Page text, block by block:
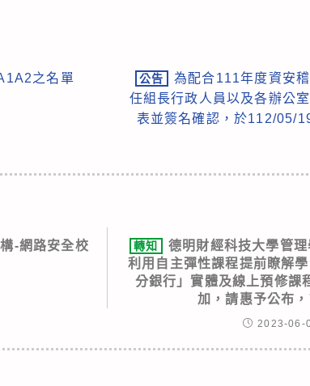
之名單 公告
為配合111年度資安
任組長行政人員以及各辦公
表並簽名確認，於112/05/
-網路安全校
轉知
德明財經科技大學管
利用自主彈性課程提前瞭解
分銀行」實體及線上預修課
加，請惠予公布，
2023-06-